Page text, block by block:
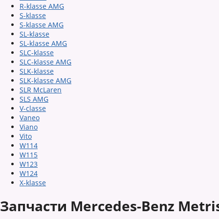
R-klasse AMG
S-klasse
S-klasse AMG
SL-klasse
SL-klasse AMG
SLC-klasse
SLC-klasse AMG
SLK-klasse
SLK-klasse AMG
SLR McLaren
SLS AMG
V-classe
Vaneo
Viano
Vito
W114
W115
W123
W124
X-klasse
Запчасти Mercedes-Benz